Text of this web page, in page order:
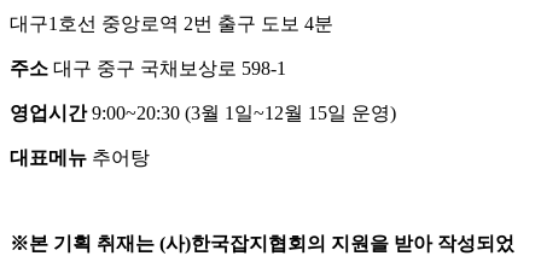
대구1호선 중앙로역 2번 출구 도보 4분
주소 대구 중구 국채보상로 598-1
영업시간9:00~20:30 (3월 1일~12월 15일 운영)
대표메뉴 추어탕
※본 기획 취재는 (사)한국잡지협회의 지원을 받아 작성되었